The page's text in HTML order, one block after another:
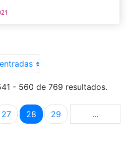
- 560 de 769 resultados.
Use TAB para
Página
27 Página
28 Página
29 ...